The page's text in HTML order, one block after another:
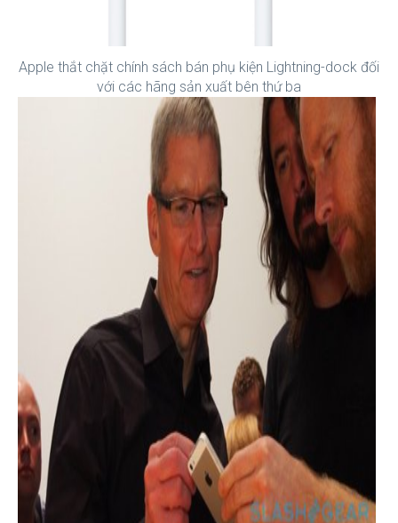
Apple thắt chặt chính sách bán phụ kiện Lightning-dock đối
với các hãng sản xuất bên thứ ba